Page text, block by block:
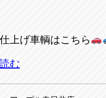
店
上げ車輌はこちら
む